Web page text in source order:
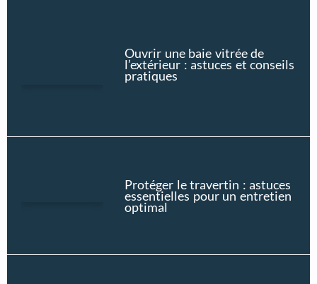
Ouvrir une baie vitrée de
l’extérieur : astuces et conseils
pratiques
Protéger le travertin : astuces
essentielles pour un entretien
optimal